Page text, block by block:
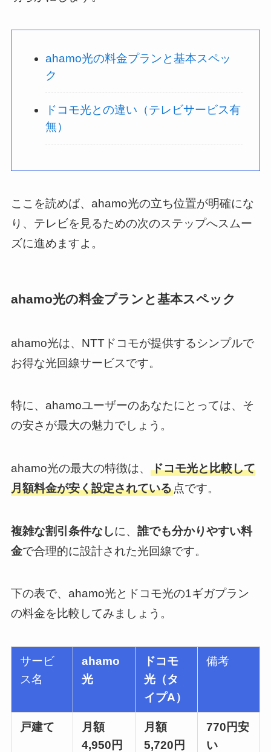
ahamo光の料金プランと基本スペッ
ク
ドコモ光との違い（テレビサービス有
無）
ここを読めば、ahamo光の立ち位置が明確にな
り、テレビを見るための次のステップへスムー
ズに進めますよ。
ahamo光の料金プランと基本スペック
ahamo光は、NTTドコモが提供するシンプルで
お得な光回線サービスです。
特に、ahamoユーザーのあなたにとっては、そ
の安さが最大の魅力でしょう。
ahamo光の最大の特徴は、 ドコモ光と比較して
月額料金が安く設定されている点です。
複雑な割引条件なしに、 誰でも分かりやすい料
金で合理的に設計された光回線です。
下の表で、ahamo光とドコモ光の1ギガプラン
の料金を比較してみましょう。
サービ
ス名
ahamo
光
ドコモ
光（タ
イプA）
備考
戸建て
月額
4,950円
月額
5,720円
770円安
い